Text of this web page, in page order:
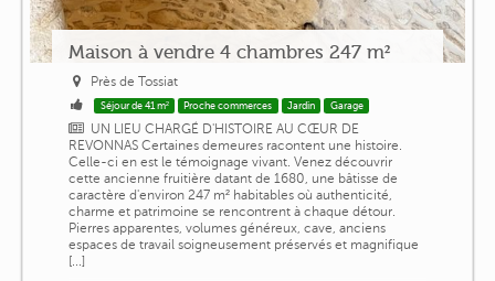
Maison à vendre 4 chambres 247 m²
Près de Tossiat
Séjour de 41 m² Proche commerces Jardin Garage
UN LIEU CHARGÉ D'HISTOIRE AU CŒUR DE
REVONNAS Certaines demeures racontent une histoire.
Celle-ci en est le témoignage vivant. Venez découvrir
cette ancienne fruitière datant de 1680, une bâtisse de
caractère d'environ 247 m² habitables où authenticité,
charme et patrimoine se rencontrent à chaque détour.
Pierres apparentes, volumes généreux, cave, anciens
espaces de travail soigneusement préservés et magnifique
[...]